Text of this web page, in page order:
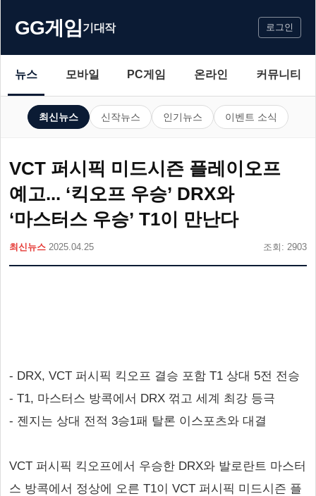
GG게임기대작 로그인
뉴스 모바일 PC게임 온라인 커뮤니티
최신뉴스 신작뉴스 인기뉴스 이벤트 소식
VCT 퍼시픽 미드시즌 플레이오프
예고... ‘킥오프 우승’ DRX와
‘마스터스 우승’ T1이 만난다
최신뉴스 2025.04.25 조회: 2903
- DRX, VCT 퍼시픽 킥오프 결승 포함 T1 상대 5전 전승
- T1, 마스터스 방콕에서 DRX 꺾고 세계 최강 등극
- 젠지는 상대 전적 3승1패 탈론 이스포츠와 대결
VCT 퍼시픽 킥오프에서 우승한 DRX와 발로란트 마스터
스 방콕에서 정상에 오른 T1이 VCT 퍼시픽 미드시즌 플